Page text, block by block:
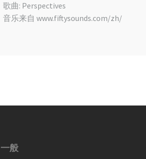
歌曲: Perspectives
音乐来自 www.fiftysounds.com/zh/
一般